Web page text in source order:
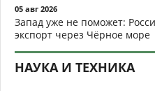
05 авг 2026
Запад уже не поможет:
экспорт через Чёрное море
НАУКА И ТЕХНИКА